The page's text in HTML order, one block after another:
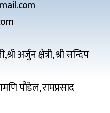
अर्जुन क्षेत्री, श्री सन्दिप
पौडेल, रामप्रसाद